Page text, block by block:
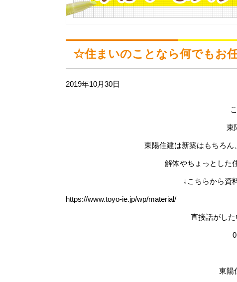
☆住まいのことなら何でもお
2019年10月30日
東
東陽住建は新築はもちろん
解体やちょっとした
↓こちらから資
https://www.toyo-ie.jp/wp/material/
直接話がし
東陽